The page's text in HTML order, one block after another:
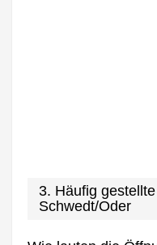
3. Häufig
Schwedt/Oder